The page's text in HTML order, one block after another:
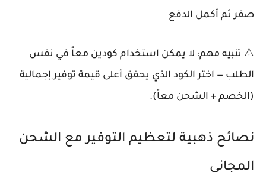
صفر ثم أكمل الدفع
⚠️ تنبيه مهم: لا يمكن استخدام كودين معاً في نفس
الطلب — اختر الكود الذي يحقق أعلى قيمة توفير إجمالية
(الخصم + الشحن معاً).
نصائح ذهبية لتعظيم التوفير مع الشحن
المجاني